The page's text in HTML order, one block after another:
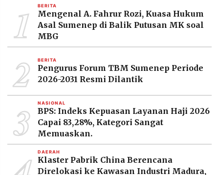
PT.
RESOLUSI
PRAMUDITA
1 BERITA
Mengenal A. Fahrur Rozi, Kuasa Hukum
Asal Sumenep di Balik Putusan MK soal
MBG
2 BERITA
Pengurus Forum TBM Sumenep Periode
2026-2031 Resmi Dilantik
3 NASIONAL
BPS: Indeks Kepuasan Layanan Haji 2026
Capai 83,28%, Kategori Sangat
Memuaskan.
DAERAH
Klaster Pabrik China Berencana
Direlokasi ke Kawasan Industri Madura,